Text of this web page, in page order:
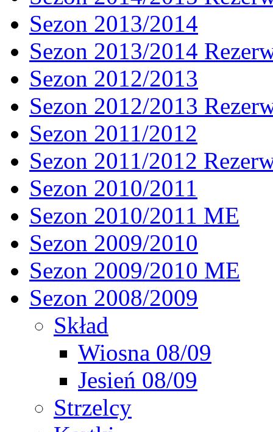
Sezon 2013/2014
Sezon 2013/2014
Sezon 2012/2013
Sezon 2012/2013
Sezon 2011/2012
Sezon 2011/2012
Sezon 2010/2011
Sezon 2010/2011 ME
Sezon 2009/2010
Sezon 2009/2010 ME
Sezon 2008/2009
Skład
Wiosna 08/09
Jesień 08/09
Strzelcy